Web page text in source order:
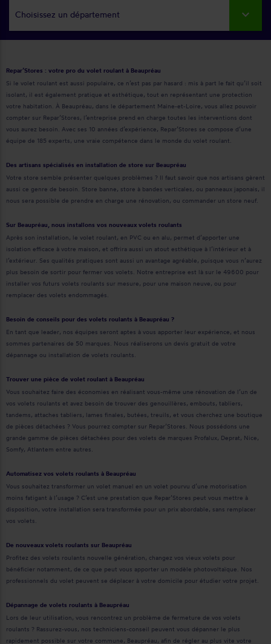
Choisissez un département
Repar’Stores : votre pro du volet roulant à Beaupréau
Si le volet roulant est aussi populaire, ce n’est pas par hasard : mis à part le fait qu’il soit
isolant, il est également pratique et esthétique, tout en représentant une protection
votre habitation. À Beaupréau, dans le département Maine-et-Loire, vous allez pouvoir
compter sur Repar’Stores, l’entreprise prend en charge toutes les interventions dont
vous aurez besoin. Avec ses 10 années d’expérience, Repar’Stores se compose d’une
équipe de 185 experts, une vraie compétence dans le monde du volet roulant.
Des artisans spécialisés en installation de store sur Beaupréau
Votre store semble présenter quelques problèmes ? Il faut savoir que nos artisans gèrent
aussi ce genre de besoin. Store banne, store à bandes verticales, ou panneaux japonais, il
nous sera possible de prendre en charge une rénovation, ou commander un store neuf.
Sur Beaupréau, nous installons vos nouveaux volets roulants
Après son installation, le volet roulant, en PVC ou en alu, permet d’apporter une
isolation efficace à votre maison, et offrira aussi un atout esthétique à l’intérieur et à
l’extérieur. Ses qualités pratiques sont aussi un avantage agréable, puisque vous n’aurez
plus besoin de sortir pour fermer vos volets. Notre entreprise est là sur le 49600 pour
installer vos futurs volets roulants sur mesure, pour une maison neuve, ou pour
remplacer des volets endommagés.
Besoin de conseils pour des volets roulants à Beaupréau ?
En tant que leader, nos équipes seront aptes à vous apporter leur expérience, et nous
sommes partenaires de 50 marques. Nous réaliserons un devis gratuit de votre
dépannage ou installation de volets roulants.
Trouver une pièce de volet roulant à Beaupréau
Vous souhaitez faire des économies en réalisant vous-même une rénovation de l’un de
vos volets roulants et avez besoin de trouver des genouillères, embouts, tabliers,
tandems, attaches tabliers, lames finales, butées, treuils, et vous cherchez une boutique
de pièces détachées ? Vous pourrez compter sur Repar’Stores. Nous possédons une
grande gamme de pièces détachées pour des volets de marques Profalux, Deprat, Nice,
Somfy, Atlantem entre autres.
Automatisez vos volets roulants à Beaupréau
Vous souhaitez transformer un volet manuel en un volet pourvu d’une motorisation
moins fatigant à l’usage ? C’est une prestation que Repar’Stores peut vous mettre à
disposition, votre installation sera transformée pour un prix abordable, sans remplacer
vos volets.
De nouveaux volets roulants sur Beaupréau
Profitez des volets roulants nouvelle génération, changez vos vieux volets pour
bénéficier notamment, de ce que peut vous apporter un modèle photovoltaïque. Nos
professionnels du volet peuvent se déplacer à votre domicile pour étudier votre projet.
Dépannage de volets roulants à Beaupréau
Lors de leur utilisation, vous rencontrez un problème de fermeture de vos volets
roulants ? Rassurez-vous, nos techniciens-conseil peuvent vous dépanner le plus
rapidement possible sur votre commune, Beaupréau, afin de régler au plus vite votre